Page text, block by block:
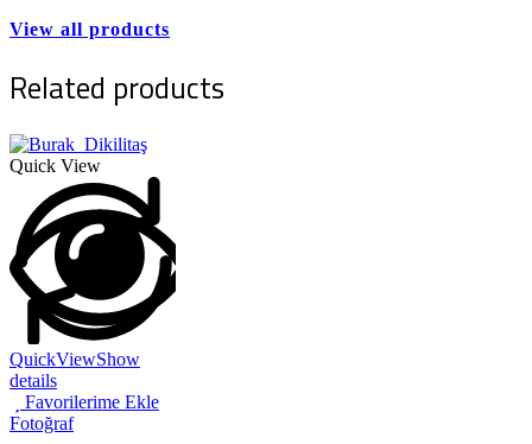
View all products
Related products
Quick View
QuickViewShow
detailsThis
product
has
Favorilerime Ekle
Fotoğraf